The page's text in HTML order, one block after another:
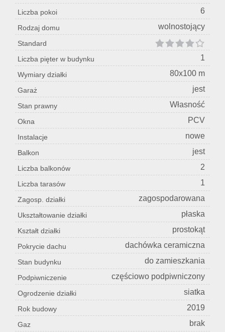
Liczba pokoi
6
Rodzaj domu wolnostojący
Standard
Liczba pięter w budynku
1
Wymiary działki 80x100 m
Garaż jest
Stan prawny Własność
Okna PCV
Instalacje nowe
Balkon jest
Liczba balkonów 2
Liczba tarasów 1
Zagosp. działki zagospodarowana
Ukształtowanie działki płaska
Kształt działki prostokąt
Pokrycie dachu dachówka ceramiczna
Stan budynku do zamieszkania
Podpiwniczenie częściowo podpiwniczony
Ogrodzenie działki siatka
Rok budowy 2019
Gaz brak